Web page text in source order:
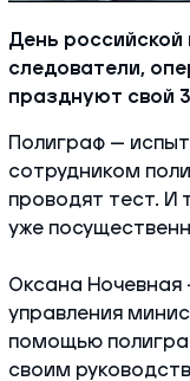
День
следователи,
празднуют свой
Полиграф —
сотрудником
проводят тест. И
уже
Оксана Ночевная
управления
помощью
своим